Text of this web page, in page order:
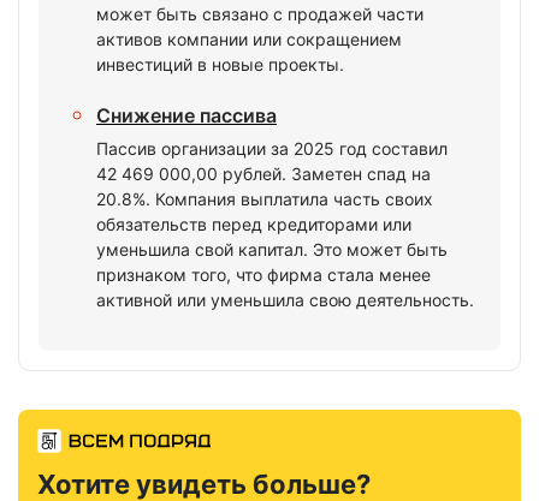
может быть связано с продажей части
активов компании или сокращением
инвестиций в новые проекты.
Снижение пассива
Пассив организации за 2025 год составил
42 469 000,00 рублей. Заметен спад на
20.8%. Компания выплатила часть своих
обязательств перед кредиторами или
уменьшила свой капитал. Это может быть
признаком того, что фирма стала менее
активной или уменьшила свою деятельность.
Хотите увидеть больше?